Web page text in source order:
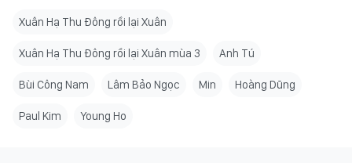
Xuân Hạ Thu Đông rồi lại Xuân
Xuân Hạ Thu Đông rồi lại Xuân mùa 3 Anh Tú
Bùi Công Nam Lâm Bảo Ngọc Min Hoàng Dũng
Paul Kim Young Ho